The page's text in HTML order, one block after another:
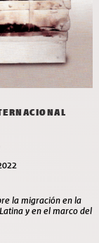
la migración en la
y en el marco del